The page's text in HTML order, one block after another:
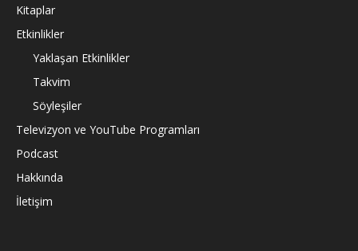
Kitaplar
Etkinlikler
Yaklaşan Etkinlikler
Takvim
Söyleşiler
Televizyon ve YouTube Programları
Podcast
Hakkında
İletişim